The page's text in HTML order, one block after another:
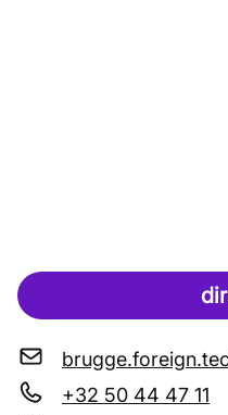
+32 50 44 47 11